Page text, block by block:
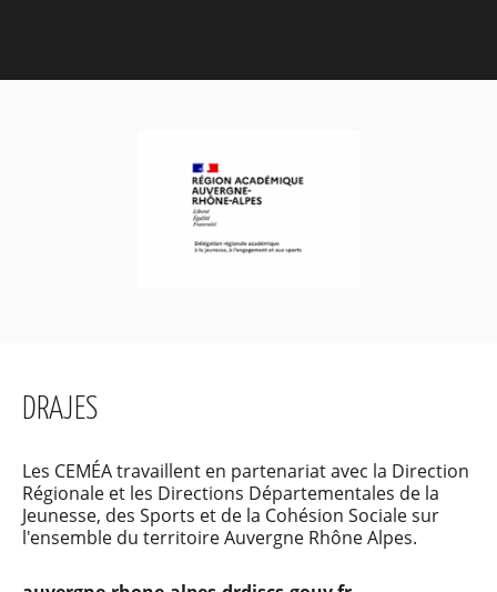
DRAJES
Les CEMÉA travaillent en partenariat avec la Direction
Régionale et les Directions Départementales de la
Jeunesse, des Sports et de la Cohésion Sociale sur
l'ensemble du territoire Auvergne Rhône Alpes.